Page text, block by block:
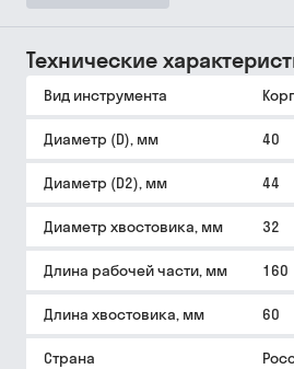
Технические
Вид инструмента
Диаметр (D), мм 40
Диаметр (D2), мм 44
Диаметр хвостовика, мм 32
Длина рабочей части, мм 160
Длина хвостовика, мм 60
Страна